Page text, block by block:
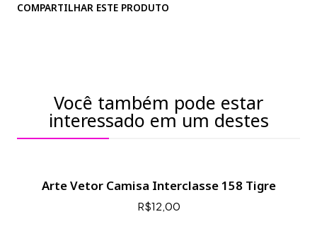
COMPARTILHAR ESTE PRODUTO
Você também pode estar
interessado em um destes
Arte Vetor Camisa Interclasse 158 Tigre
R$12,00